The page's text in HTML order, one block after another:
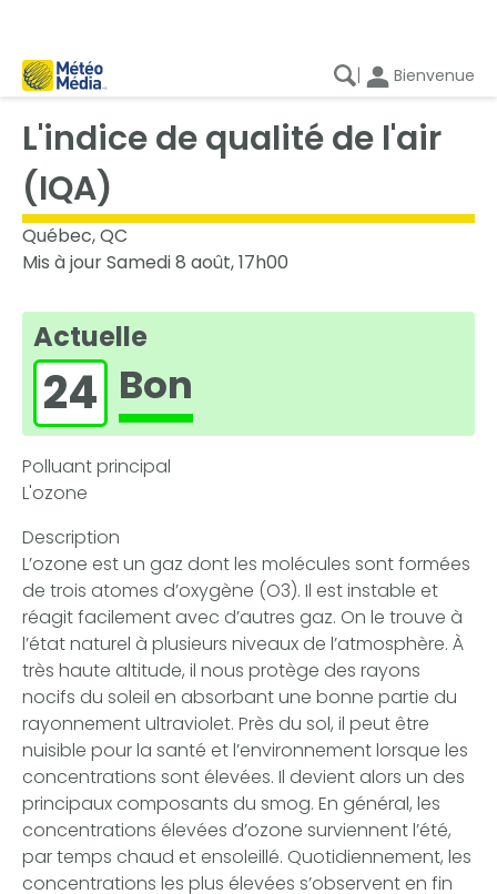
| Bienvenue
L'indice de qualité de l'air
(IQA)
Québec, QC
Mis à jour Samedi 8 août, 17h00
Actuelle
24 Bon
Polluant principal
L'ozone
Description
L’ozone est un gaz dont les molécules sont formées
de trois atomes d’oxygène (O3). Il est instable et
réagit facilement avec d’autres gaz. On le trouve à
l’état naturel à plusieurs niveaux de l’atmosphère. À
très haute altitude, il nous protège des rayons
nocifs du soleil en absorbant une bonne partie du
rayonnement ultraviolet. Près du sol, il peut être
nuisible pour la santé et l’environnement lorsque les
concentrations sont élevées. Il devient alors un des
principaux composants du smog. En général, les
concentrations élevées d’ozone surviennent l’été,
par temps chaud et ensoleillé. Quotidiennement, les
concentrations les plus élevées s’observent en fin